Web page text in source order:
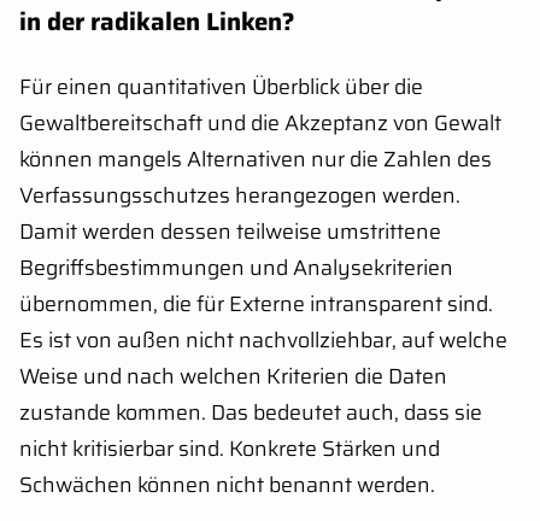
in der radikalen Linken?
Für einen quantitativen Überblick über die
Gewaltbereitschaft und die Akzeptanz von Gewalt
können mangels Alternativen nur die Zahlen des
Verfassungsschutzes herangezogen werden.
Damit werden dessen teilweise umstrittene
Begriffsbestimmungen und Analysekriterien
übernommen, die für Externe intransparent sind.
Es ist von außen nicht nachvollziehbar, auf welche
Weise und nach welchen Kriterien die Daten
zustande kommen. Das bedeutet auch, dass sie
nicht kritisierbar sind. Konkrete Stärken und
Schwächen können nicht benannt werden.